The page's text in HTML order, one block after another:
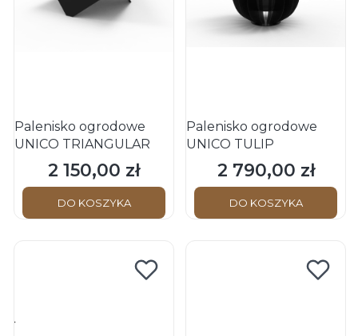
Palenisko ogrodowe
UNICO TRIANGULAR
Cena
2 150,00 zł
DO KOSZYKA
Palenisko ogrodowe
UNICO TULIP
Cena
2 790,00 zł
DO KOSZYKA